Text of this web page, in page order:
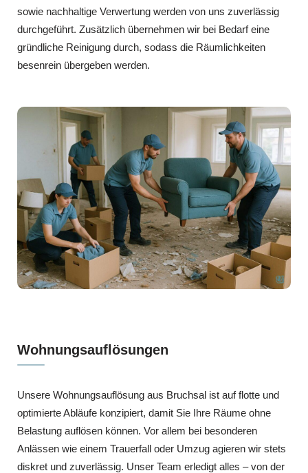
sowie nachhaltige Verwertung werden von uns zuverlässig
durchgeführt. Zusätzlich übernehmen wir bei Bedarf eine
gründliche Reinigung durch, sodass die Räumlichkeiten
besenrein übergeben werden.
Wohnungsauflösungen
Unsere Wohnungsauflösung aus Bruchsal ist auf flotte und
optimierte Abläufe konzipiert, damit Sie Ihre Räume ohne
Belastung auflösen können. Vor allem bei besonderen
Anlässen wie einem Trauerfall oder Umzug agieren wir stets
diskret und zuverlässig. Unser Team erledigt alles – von der